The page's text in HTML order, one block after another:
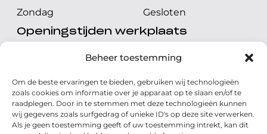
Beheer toestemming
Om de beste ervaringen te bieden, gebruiken wij technologieën
zoals cookies om informatie over je apparaat op te slaan en/of te
raadplegen. Door in te stemmen met deze technologieën kunnen
wij gegevens zoals surfgedrag of unieke ID's op deze site verwerken.
Als je geen toestemming geeft of uw toestemming intrekt, kan dit
Zondag
Gesloten
Openingstijden werkplaats
Maandag t/m vrijdag
08.00 tot 17.00 uur
Zondag
Gesloten
Volg ons